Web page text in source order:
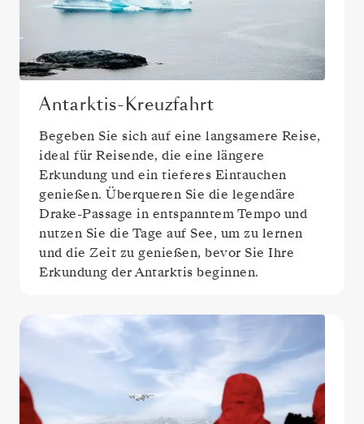
Antarktis-Kreuzfahrt
Begeben Sie sich auf eine langsamere Reise,
ideal für Reisende, die eine längere
Erkundung und ein tieferes Eintauchen
genießen. Überqueren Sie die legendäre
Drake-Passage in entspanntem Tempo und
nutzen Sie die Tage auf See, um zu lernen
und die Zeit zu genießen, bevor Sie Ihre
Erkundung der Antarktis beginnen.